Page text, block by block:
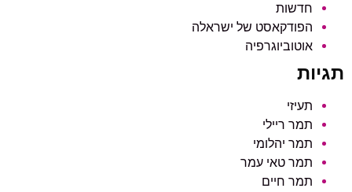
חדשות
הפודקאסט של ישראלה
אוטוביוגרפיה
תגיות
תעיזי
תמר ריילי
תמר יהלומי
תמר טאי עמר
תמר חיים